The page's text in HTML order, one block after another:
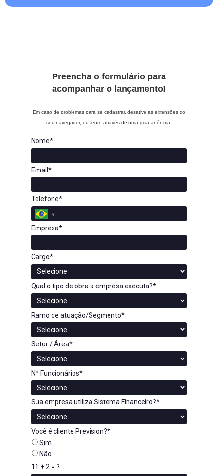
Preencha o formulário para
acompanhar o lançamento!
Em caso de problemas para se cadastrar, desative as extensões do
seu navegador, ou tente através de uma guia anônima.
Nome*
Email*
Telefone*
Empresa*
Cargo*
Qual o tipo de obra a empresa executa?*
Ramo de atuação/Segmento*
Setor / Área*
Nº Funcionários*
Sua empresa utiliza Sistema Financeiro?*
Você é cliente Prevision?*
Sim
Não
11 + 2 = ?